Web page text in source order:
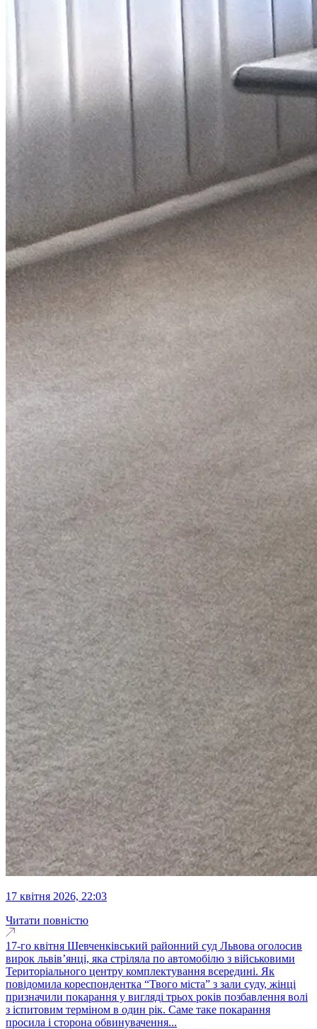
17 квітня 2026, 22:03
Читати повністю
17-го квітня Шевченківський районний суд Львова оголосив
вирок львів’янці, яка стріляла по автомобілю з військовими
Територіального центру комплектування всередині. Як
повідомила кореспондентка “Твого міста” з зали суду, жінці
призначили покарання у вигляді трьох років позбавлення волі
з іспитовим терміном в один рік. Саме таке покарання
просила і сторона обвинувачення...